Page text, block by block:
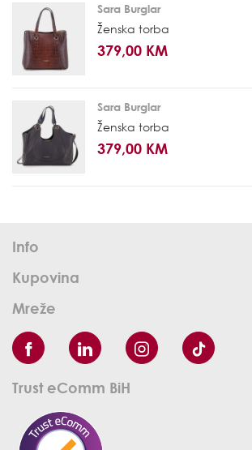
Sara Burglar
Ženska torba
379,00 KM
Sara Burglar
Ženska torba
379,00 KM
Info
Kupovina
Mreže
Trust eComm BiH